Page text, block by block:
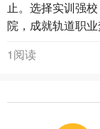
止。选择实训强
院，成就轨道职业
1阅读